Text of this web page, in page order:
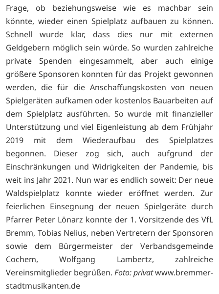
Frage, ob beziehungsweise wie es machbar sein
könnte, wieder einen Spielplatz aufbauen zu können.
Schnell wurde klar, dass dies nur mit externen
Geldgebern möglich sein würde. So wurden zahlreiche
private Spenden eingesammelt, aber auch einige
größere Sponsoren konnten für das Projekt gewonnen
werden, die für die Anschaffungskosten von neuen
Spielgeräten aufkamen oder kostenlos Bauarbeiten auf
dem Spielplatz ausführten. So wurde mit finanzieller
Unterstützung und viel Eigenleistung ab dem Frühjahr
2019 mit dem Wiederaufbau des Spielplatzes
begonnen. Dieser zog sich, auch aufgrund der
Einschränkungen und Widrigkeiten der Pandemie, bis
weit ins Jahr 2021. Nun war es endlich soweit: Der neue
Waldspielplatz konnte wieder eröffnet werden. Zur
feierlichen Einsegnung der neuen Spielgeräte durch
Pfarrer Peter Lönarz konnte der 1. Vorsitzende des VfL
Bremm, Tobias Nelius, neben Vertretern der Sponsoren
sowie dem Bürgermeister der Verbandsgemeinde
Cochem, Wolfgang Lambertz, zahlreiche
Vereinsmitglieder begrüßen. Foto: privatwww.bremmer-
stadtmusikanten.de